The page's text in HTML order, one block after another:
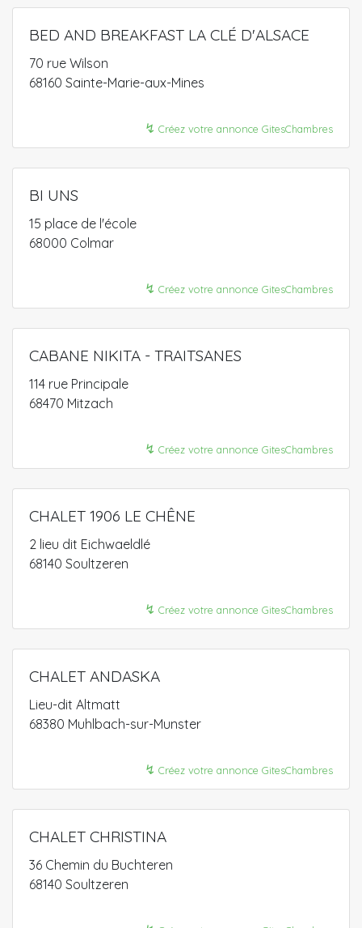
BED AND BREAKFAST LA CLÉ D'ALSACE
70 rue Wilson
68160 Sainte-Marie-aux-Mines
↯ Créez votre annonce GitesChambres
BI UNS
15 place de l'école
68000 Colmar
↯ Créez votre annonce GitesChambres
CABANE NIKITA - TRAITSANES
114 rue Principale
68470 Mitzach
↯ Créez votre annonce GitesChambres
CHALET 1906 LE CHÊNE
2 lieu dit Eichwaeldlé
68140 Soultzeren
↯ Créez votre annonce GitesChambres
CHALET ANDASKA
Lieu-dit Altmatt
68380 Muhlbach-sur-Munster
↯ Créez votre annonce GitesChambres
CHALET CHRISTINA
36 Chemin du Buchteren
68140 Soultzeren